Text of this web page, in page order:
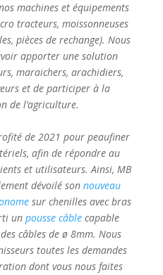
machines et équipements
tracteurs, moissonneuses
pièces de rechange). Nous
apporter une solution
maraichers, arachidiers,
et de participer à la
de l’agriculture.
de 2021 pour peaufiner
afin de répondre au
et utilisateurs. Ainsi, MB
dévoilé sonnouveau
sur chenilles avec bras
unpousse câble capable
câbles de ø 8mm. Nous
toutes les demandes
dont vous nous faites